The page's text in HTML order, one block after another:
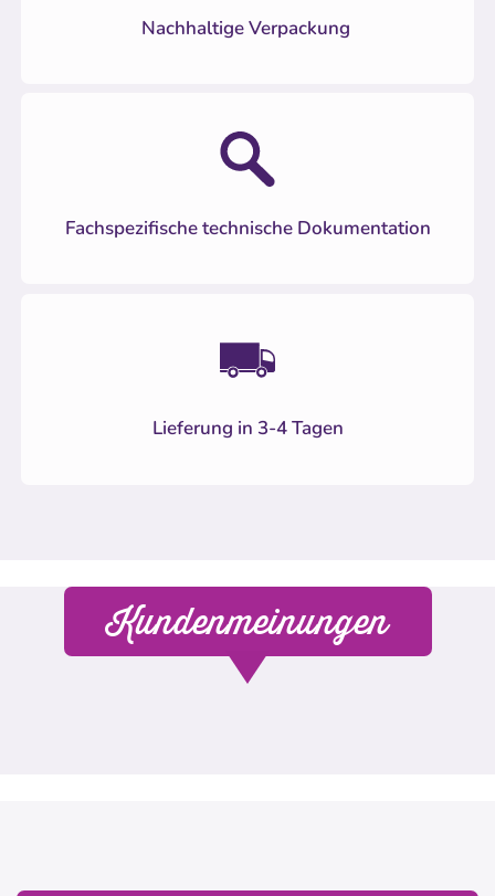
Nachhaltige Verpackung
Fachspezifische technische Dokumentation
Lieferung in 3-4 Tagen
Kundenmeinungen